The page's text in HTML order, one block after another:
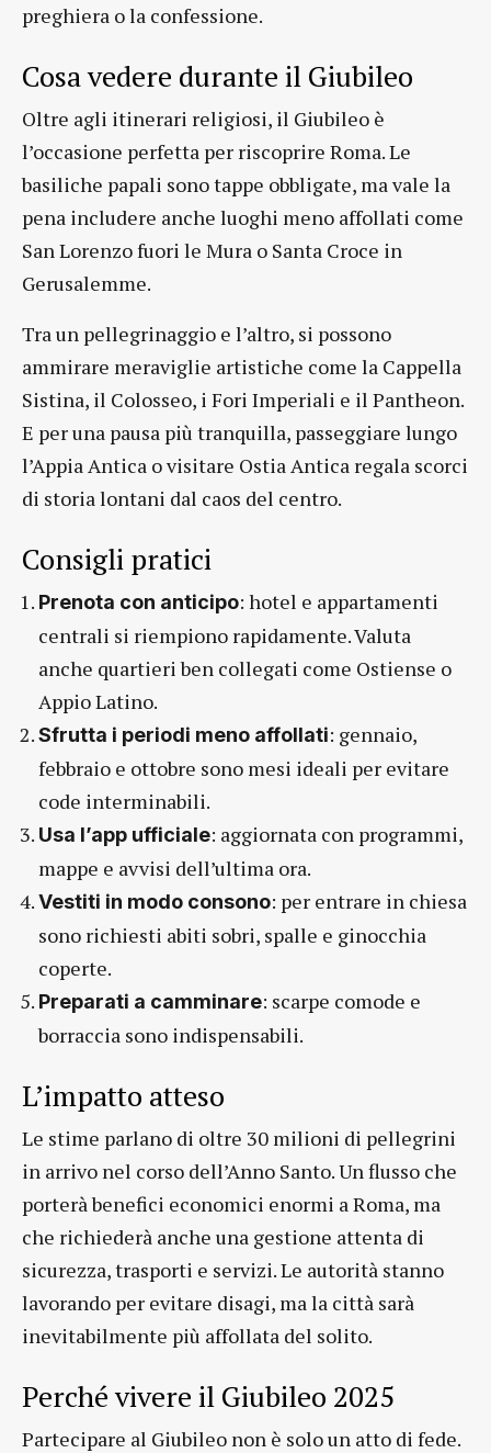
preghiera o la confessione.
Cosa vedere durante il Giubileo
Oltre agli itinerari religiosi, il Giubileo è
l’occasione perfetta per riscoprire Roma. Le
basiliche papali sono tappe obbligate, ma vale la
pena includere anche luoghi meno affollati come
San Lorenzo fuori le Mura o Santa Croce in
Gerusalemme.
Tra un pellegrinaggio e l’altro, si possono
ammirare meraviglie artistiche come la Cappella
Sistina, il Colosseo, i Fori Imperiali e il Pantheon.
E per una pausa più tranquilla, passeggiare lungo
l’Appia Antica o visitare Ostia Antica regala scorci
di storia lontani dal caos del centro.
Consigli pratici
Prenota con anticipo: hotel e appartamenti
centrali si riempiono rapidamente. Valuta
anche quartieri ben collegati come Ostiense o
Appio Latino.
Sfrutta i periodi meno affollati: gennaio,
febbraio e ottobre sono mesi ideali per evitare
code interminabili.
Usa l’app ufficiale: aggiornata con programmi,
mappe e avvisi dell’ultima ora.
Vestiti in modo consono: per entrare in chiesa
sono richiesti abiti sobri, spalle e ginocchia
coperte.
Preparati a camminare: scarpe comode e
borraccia sono indispensabili.
L’impatto atteso
Le stime parlano di oltre 30 milioni di pellegrini
in arrivo nel corso dell’Anno Santo. Un flusso che
porterà benefici economici enormi a Roma, ma
che richiederà anche una gestione attenta di
sicurezza, trasporti e servizi. Le autorità stanno
lavorando per evitare disagi, ma la città sarà
inevitabilmente più affollata del solito.
Perché vivere il Giubileo 2025
Partecipare al Giubileo non è solo un atto di fede.